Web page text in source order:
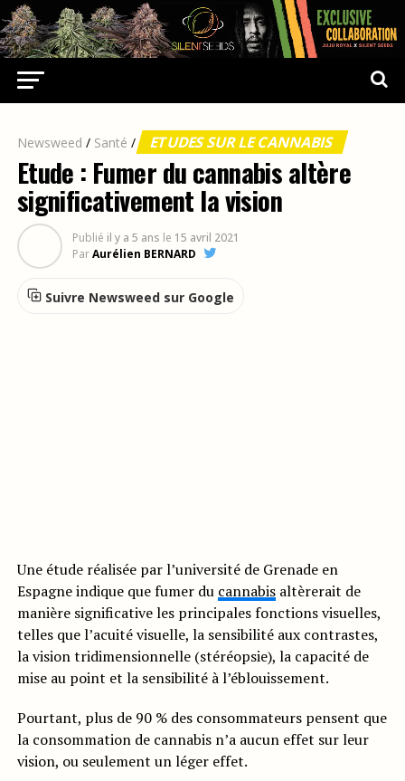
Newsweed / Santé / ETUDES SUR LE CANNABIS
Etude : Fumer du cannabis altère
significativement la vision
Publié il y a 5 ans le 15 avril 2021
ParAurélien BERNARD
Suivre Newsweed sur Google
Une étude réalisée par l’université de Grenade en
Espagne indique que fumer du cannabisaltèrerait de
manière significative les principales fonctions visuelles,
telles que l’acuité visuelle, la sensibilité aux contrastes,
la vision tridimensionnelle (stéréopsie), la capacité de
mise au point et la sensibilité à l’éblouissement.
Pourtant, plus de 90 % des consommateurs pensent que
la consommation de cannabis n’a aucun effet sur leur
vision, ou seulement un léger effet.